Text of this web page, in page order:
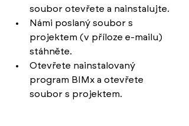
soubor otevřete a nainstalujte.
Námi poslaný soubor s
projektem (v příloze e-mailu)
stáhněte.
Otevřete nainstalovaný
program BIMx a otevřete
soubor s projektem.